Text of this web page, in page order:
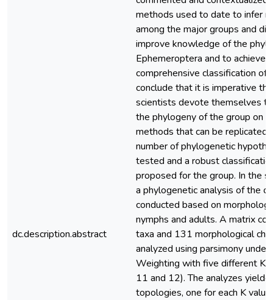
dc.description.abstract
methods used to date to infer
among the major groups and
improve knowledge of the
Ephemeroptera and to achieve
comprehensive classification of
conclude that it is imperative
scientists devote themselves
the phylogeny of the group on
methods that can be replicated
number of phylogenetic
tested and a robust
proposed for the group. In the
a phylogenetic analysis of the
conducted based on
nymphs and adults. A matrix
taxa and 131 morphological
analyzed using parsimony
Weighting with five different K
11 and 12). The analyzes
topologies, one for each K